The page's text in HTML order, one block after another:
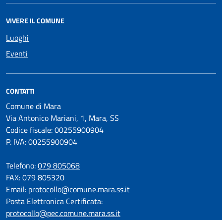
VIVERE IL COMUNE
Luoghi
Eventi
CONTATTI
Comune di Mara
Via Antonico Mariani, 1, Mara, SS
Codice fiscale: 00255900904
P. IVA: 00255900904
Telefono:079 805068
FAX: 079 805320
Email: protocollo@comune.mara.ss.it
Posta Elettronica Certificata:
protocollo@pec.comune.mara.ss.it